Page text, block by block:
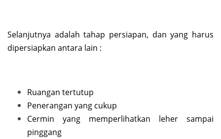
Selanjutnya adalah tahap persiapan, dan yang harus
dipersiapkan antara lain :
Ruangan tertutup
Penerangan yang cukup
Cermin yang memperlihatkan leher sampai
pinggang